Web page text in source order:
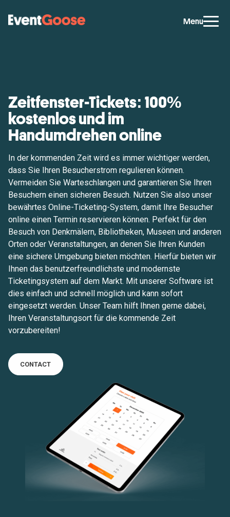
Menu
Zeitfenster-Tickets: 100%
kostenlos und im
Handumdrehen online
In der kommenden Zeit wird es immer wichtiger werden,
dass Sie Ihren Besucherstrom regulieren können.
Vermeiden Sie Warteschlangen und garantieren Sie Ihren
Besuchern einen sicheren Besuch. Nutzen Sie also unser
bewährtes Online-Ticketing-System, damit Ihre Besucher
online einen Termin reservieren können. Perfekt für den
Besuch von Denkmälern, Bibliotheken, Museen und anderen
Orten oder Veranstaltungen, an denen Sie Ihren Kunden
eine sichere Umgebung bieten möchten. Hierfür bieten wir
Ihnen das benutzerfreundlichste und modernste
Ticketingsystem auf dem Markt. Mit unserer Software ist
dies einfach und schnell möglich und kann sofort
eingesetzt werden. Unser Team hilft Ihnen gerne dabei,
Ihren Veranstaltungsort für die kommende Zeit
vorzubereiten!
CONTACT